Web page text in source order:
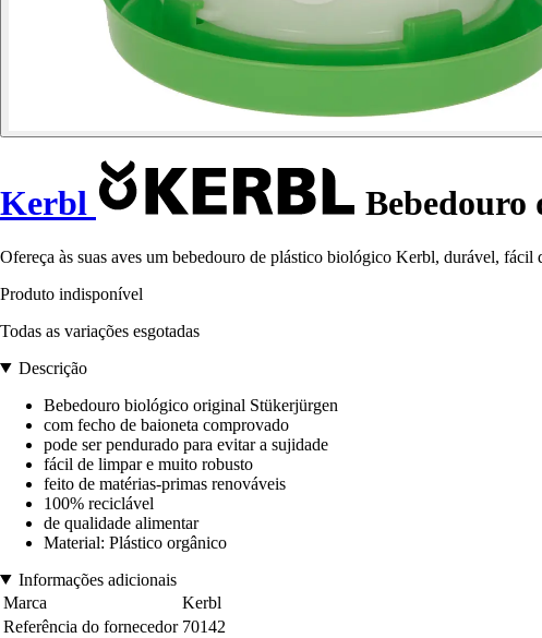
Kerbl Bebedouro
Ofereça às suas aves um bebedouro de plástico biológico Kerbl, durável, fácil
Produto indisponível
Todas as variações esgotadas
Descrição
Bebedouro biológico original Stükerjürgen
com fecho de baioneta comprovado
pode ser pendurado para evitar a sujidade
fácil de limpar e muito robusto
feito de matérias-primas renováveis
100% reciclável
de qualidade alimentar
Material: Plástico orgânico
Informações adicionais
Marca
Kerbl
Referência do fornecedor 70142